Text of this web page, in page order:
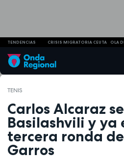
TENDENCIAS CRISIS MIGRATORIA CEUTA OLA
TENIS
Carlos Alcaraz
Basilashvili y ya
tercera ronda
Garros